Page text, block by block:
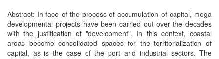
Abstract: In face of the process of accumulation of capital, mega
developmental projects have been carried out over the decades
with the justification of "development". In this context, coastal
areas become consolidated spaces for the territorialization of
capital, as is the case of the port and industrial sectors. The